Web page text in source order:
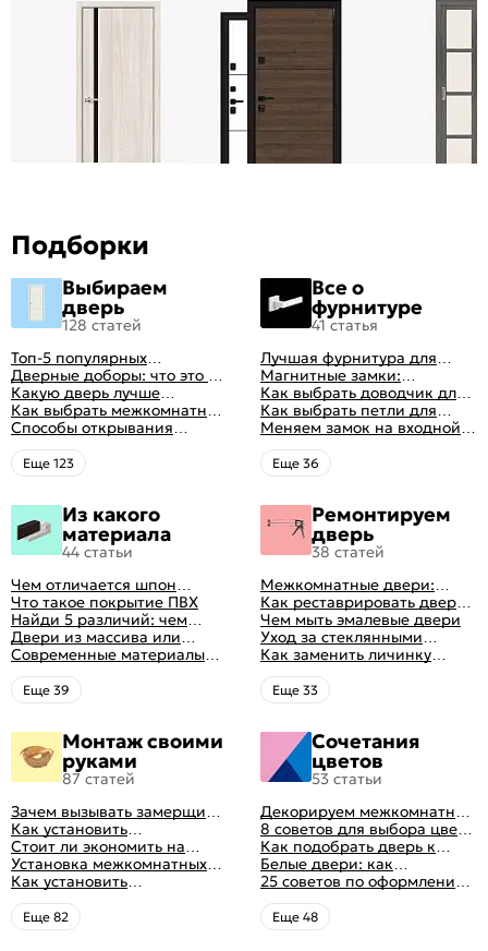
Подборки
Выбираем
дверь
128 статей
Топ-5 популярных
межкомнатных дверей
Дверные доборы: что это и
зачем они нужны
Какую дверь лучше
поставить в ванную
комнату
Как выбрать межкомнатные
двери: какие
межкомнатные двери
лучше
Способы открывания
межкомнатных дверей (с
фото-примерами)
Eще 123
Все о
фурнитуре
41 статья
Лучшая фурнитура для
дверей: как выбрать
правильно
Магнитные замки:
особенности и принцип
работы
Как выбрать доводчик для
входной двери: советы от
профессионалов
Как выбрать петли для
межкомнатных дверей
Меняем замок на входной
двери
Eще 36
Из какого
материала
44 статьи
Чем отличается шпон
натуральный от шпона
файн-лайн
Что такое покрытие ПВХ
Найди 5 различий: чем
отличаются двери пвх от
ламинированных
Двери из массива или
шпона: какие лучше
выбрать
Современные материалы
межкомнатных дверей,
виды межкомнатных
дверей по материалу
Eще 39
Ремонтируем
дверь
38 статей
Межкомнатные двери:
правила ухода
Как реставрировать дверь в
домашних условиях
Чем мыть эмалевые двери
Уход за стеклянными
дверями
Как заменить личинку
замка самостоятельно
Eще 33
Монтаж своими
руками
87 статей
Зачем вызывать замерщика
для установки дверей
Как установить
межкомнатную дверь
самостоятельно: советы
профессионала
Стоит ли экономить на
установке дверей
Установка межкомнатных
дверей своими руками:
правила монтажа,
инструкция и полезные
советы
Как установить
металлические двери в
квартире
Eще 82
Сочетания
цветов
53 статьи
Декорируем межкомнатные
двери в стиле винтаж
своими руками (с
оригинальными фото-
идеями)
8 советов для выбора цвета
межкомнатных дверей
Как подобрать дверь к
интерьеру квартиры
Белые двери: как
гармонично вписать их в
интерьер
25 советов по оформлению
дверного проема без двери
+ 50 фото
Eще 48